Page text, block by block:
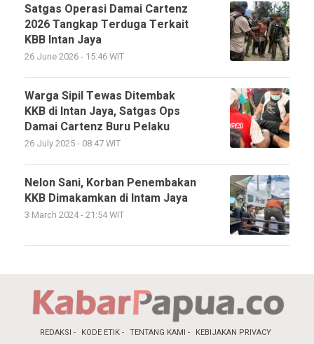
Satgas Operasi Damai Cartenz
2026 Tangkap Terduga Terkait
KBB Intan Jaya
26 June 2026 - 15:46 WIT
Warga Sipil Tewas Ditembak
KKB di Intan Jaya, Satgas Ops
Damai Cartenz Buru Pelaku
26 July 2025 - 08:47 WIT
Nelon Sani, Korban Penembakan
KKB Dimakamkan di Intam Jaya
3 March 2024 - 21:54 WIT
REDAKSI KODE ETIK TENTANG KAMI KEBIJAKAN PRIVACY